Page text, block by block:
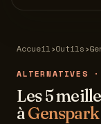
Accueil›Outils›
ALTERNATIVES ·
Les 5
àGenspark